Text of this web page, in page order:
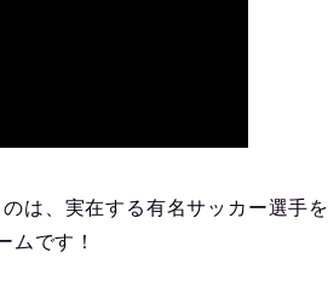
は、実在する有名サッカー選手を
ムです！